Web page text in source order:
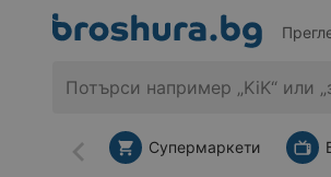
Назад
Супермаркети